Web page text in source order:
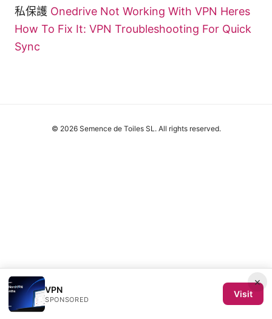
私保護 Onedrive Not Working With VPN Heres
How To Fix It: VPN Troubleshooting For Quick
Sync
×
VPN
SPONSORED
Visit
© 2026 Semence de Toiles SL. All rights reserved.